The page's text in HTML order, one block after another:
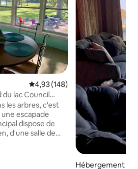
Évaluation moyenne sur la
4,93 (148)
du lac Council
les arbres, c'est
escapade
dispose de
d'une salle de
Hébergement ⋅